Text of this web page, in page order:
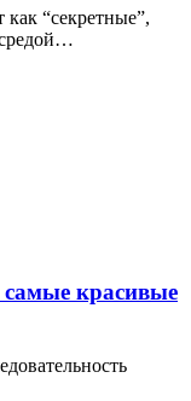
“секретные”,
самые красивые